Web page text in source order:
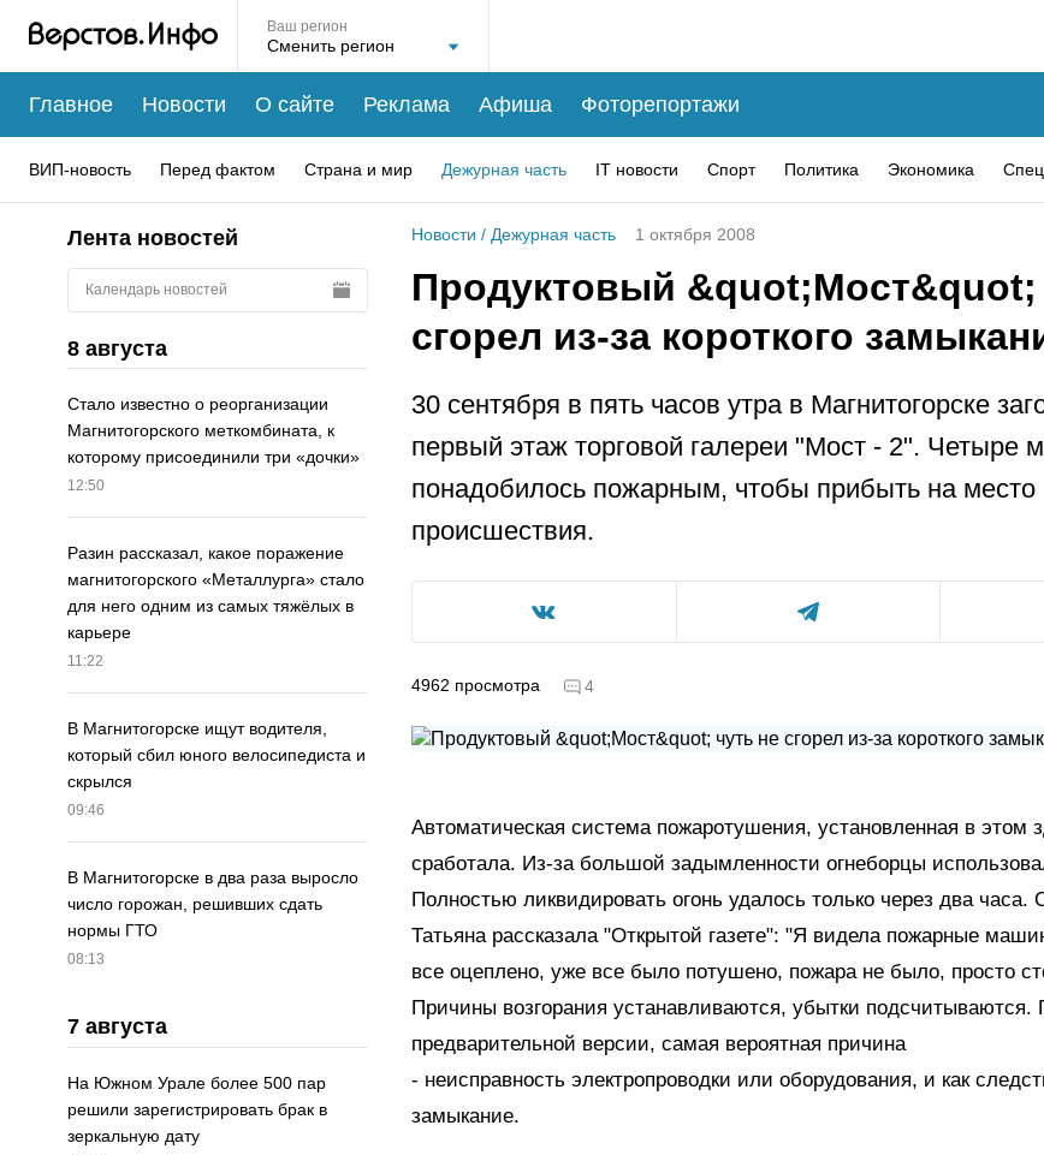
Ваш регион
Главное Новости О сайте Реклама Афиша Фоторепортажи
ВИП-новость Перед фактом Страна и мир Дежурная часть IT новости Спорт Политика Экономика
Лента новостей
Календарь новостей
8 августа
Стало известно о реорганизации
Магнитогорского меткомбината, к
которому присоединили три «дочки»
12:50
Разин рассказал, какое поражение
магнитогорского «Металлурга» стало
для него одним из самых тяжёлых в
карьере
11:22
В Магнитогорске ищут водителя,
который сбил юного велосипедиста и
скрылся
09:46
В Магнитогорске в два раза выросло
число горожан, решивших сдать
нормы ГТО
08:13
7 августа
На Южном Урале более 500 пар
решили зарегистрировать брак в
зеркальную дату
Новости / Дежурная часть 1 октября 2008
Продуктовый &quot;Мост&quot;
сгорел из-за короткого
30 сентября в пять часов утра в Магнитогорске
первый этаж торговой галереи "Мост - 2". Четыре
понадобилось пожарным, чтобы прибыть на место
происшествия.
4962 просмотра 4
Автоматическая система пожаротушения, установленная в этом
сработала. Из-за большой задымленности огнеборцы
Полностью ликвидировать огонь удалось только через два часа.
Татьяна рассказала "Открытой газете": "Я видела пожарные
все оцеплено, уже все было потушено, пожара не было, просто
Причины возгорания устанавливаются, убытки подсчитываются.
предварительной версии, самая вероятная причина
- неисправность электропроводки или оборудования, и как
замыкание.